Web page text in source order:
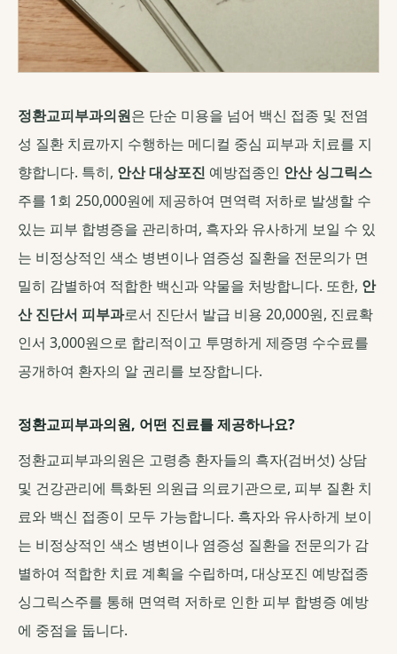
정환교피부과의원은 단순 미용을 넘어 백신 접종 및 전염
성 질환 치료까지 수행하는 메디컬 중심 피부과 치료를 지
향합니다. 특히, 안산 대상포진 예방접종인 안산 싱그릭스
주를 1회 250,000원에 제공하여 면역력 저하로 발생할 수
있는 피부 합병증을 관리하며, 흑자와 유사하게 보일 수 있
는 비정상적인 색소 병변이나 염증성 질환을 전문의가 면
밀히 감별하여 적합한 백신과 약물을 처방합니다. 또한, 안
산 진단서 피부과로서 진단서 발급 비용 20,000원, 진료확
인서 3,000원으로 합리적이고 투명하게 제증명 수수료를
공개하여 환자의 알 권리를 보장합니다.
정환교피부과의원, 어떤 진료를 제공하나요?
정환교피부과의원은 고령층 환자들의 흑자(검버섯) 상담
및 건강관리에 특화된 의원급 의료기관으로, 피부 질환 치
료와 백신 접종이 모두 가능합니다. 흑자와 유사하게 보이
는 비정상적인 색소 병변이나 염증성 질환을 전문의가 감
별하여 적합한 치료 계획을 수립하며, 대상포진 예방접종
싱그릭스주를 통해 면역력 저하로 인한 피부 합병증 예방
에 중점을 둡니다.